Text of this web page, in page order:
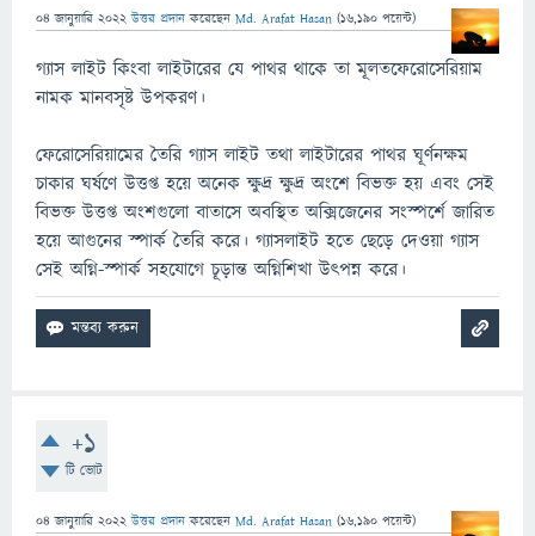
04 জানুয়ারি 2022 উত্তর প্রদান করেছেন Md. Arafat Hasan (16,190 পয়েন্ট)
গ্যাস লাইট কিংবা লাইটারের যে পাথর থাকে তা মূলতফেরোসেরিয়াম
নামক মানবসৃষ্ট উপকরণ।
ফেরোসেরিয়ামের তৈরি গ্যাস লাইট তথা লাইটারের পাথর ঘূর্ণনক্ষম
চাকার ঘর্ষণে উত্তপ্ত হয়ে অনেক ক্ষুদ্র ক্ষুদ্র অংশে বিভক্ত হয় এবং সেই
বিভক্ত উত্তপ্ত অংশগুলো বাতাসে অবস্থিত অক্সিজেনের সংস্পর্শে জারিত
হয়ে আগুনের স্পার্ক তৈরি করে। গ্যাসলাইট হতে ছেড়ে দেওয়া গ্যাস
সেই অগ্নি-স্পার্ক সহযোগে চূড়ান্ত অগ্নিশিখা উৎপন্ন করে।
+1
টি ভোট
04 জানুয়ারি 2022 উত্তর প্রদান করেছেন Md. Arafat Hasan (16,190 পয়েন্ট)